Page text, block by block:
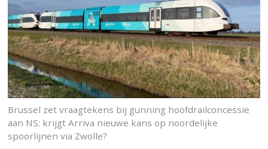
Brussel zet vraagtekens bij gunning hoofdrailconcessie
aan NS: krijgt Arriva nieuwe kans op noordelijke
spoorlijnen via Zwolle?